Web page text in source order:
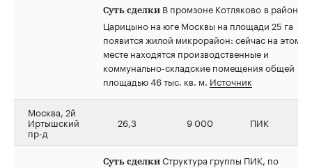
Суть сделки В промзоне Котляково в районе
Царицыно на юге Москвы на площади 25 га
появится жилой микрорайон: сейчас на этом
месте находятся производственные и
коммунально-складские помещения общей
площадью 46 тыс. кв. м. Источник
Москва, 2й
Иртышский
пр-д
26,3 9 000 ПИК
Суть сделки Структура группы ПИК, по